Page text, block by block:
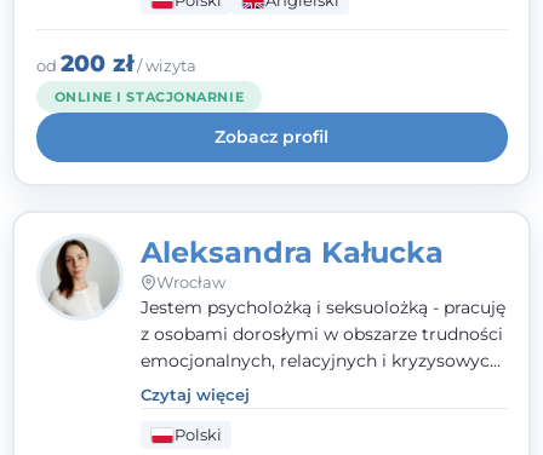
wypalenia zawodowego. Pracuję w języku
polskim i angielskim, w podejściu
humanistycznym, opartym na
partnerstwie i podmiotowości klienta.
od 200 zł/ wizyta
ONLINE I STACJONARNIE
Zobacz profil
Aleksandra Kałucka
Wrocław
Jestem psycholożką i seksuolożką - pracuję
z osobami dorosłymi w obszarze trudności
emocjonalnych, relacyjnych i kryzysowych,
w tym z osobami po doświadczeniach
przemocy. Ukończyłam psychologię
kliniczną oraz studia podyplomowe z
Czytaj więcej
Polski